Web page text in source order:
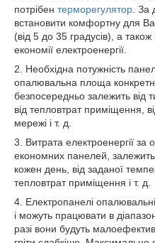
потрібен терморегулятор .
встановити комфортну для
(від 5 до 35 градусів), а
економії електроенергії.
2. Необхідна потужність
опалювальна площа
безпосередньо залежить від
від тепловтрат приміщення,
мережі і т. д.
3. Витрата електроенергії за
економних панелей,
кожен день, від заданої
тепловтрат приміщення і т. д.
4. Електропанелі
і можуть працювати в
разі вони будуть